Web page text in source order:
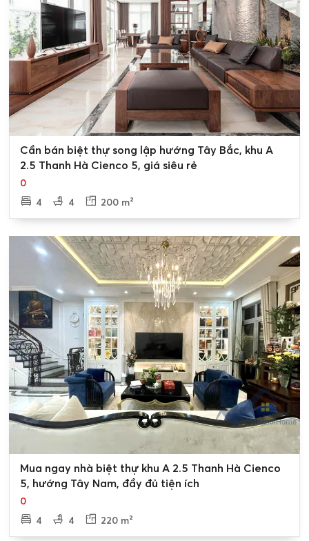
Cần bán biệt thự song lập hướng Tây Bắc, khu A
2.5 Thanh Hà Cienco 5, giá siêu rẻ
0
4
4 200 m²
Mua ngay nhà biệt thự khu A 2.5 Thanh Hà Cienco
5, hướng Tây Nam, đầy đủ tiện ích
0
4
4 220 m²